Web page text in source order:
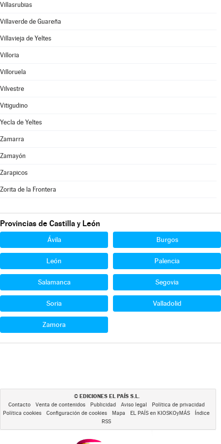
Villasrubias
Villaverde de Guareña
Villavieja de Yeltes
Villoria
Villoruela
Vilvestre
Vitigudino
Yecla de Yeltes
Zamarra
Zamayón
Zarapicos
Zorita de la Frontera
Provincias de Castilla y León
Ávila Burgos
León Palencia
Salamanca Segovia
Soria Valladolid
Zamora
© EDICIONES EL PAÍS S.L.
Contacto Venta de contenidos Publicidad Aviso legal
Política de privacidad
Política cookies
Configuración de cookies Mapa EL PAÍS en KIOSKOyMÁS
Índice
RSS